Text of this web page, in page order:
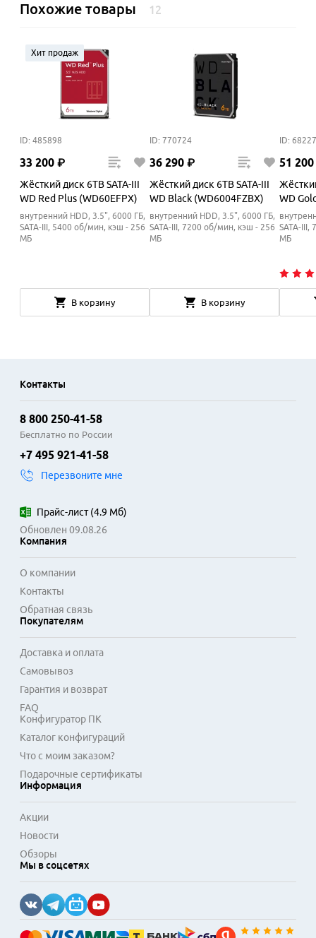
Похожие товары 12
Хит продаж
ID: 485898
33 200 ₽
Жёсткий диск 6TB SATA-III
WD Red Plus (WD60EFPX)
внутренний HDD, 3.5", 6000 ГБ,
SATA-III, 5400 об/мин, кэш - 256
МБ
В корзину
ID: 770724
36 290 ₽
Жёсткий диск 6TB SATA-III
WD Black (WD6004FZBX)
внутренний HDD, 3.5", 6000 ГБ,
SATA-III, 7200 об/мин, кэш - 256
МБ
В корзину
ID:
51 200
WD
SATA-
МБ
Контакты
8 800 250-41-58
Бесплатно по России
+7 495 921-41-58
Перезвоните мне
Прайс-лист(4.9 Мб)
Обновлен 09.08.26
Компания
О компании
Контакты
Обратная связь
Покупателям
Доставка и оплата
Самовывоз
Гарантия и возврат
FAQ
Конфигуратор ПК
Каталог конфигураций
Что с моим заказом?
Подарочные сертификаты
Информация
Акции
Новости
Обзоры
Мы в соцсетях